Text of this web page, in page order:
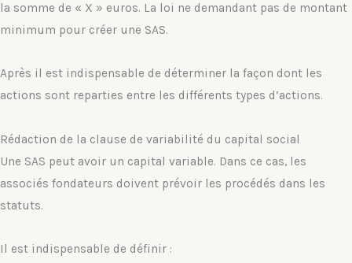
la somme de « X » euros. La loi ne demandant pas de montant
minimum pour créer une SAS.
Après il est indispensable de déterminer la façon dont les
actions sont reparties entre les différents types d’actions.
Rédaction de la clause de variabilité du capital social
Une SAS peut avoir un capital variable. Dans ce cas, les
associés fondateurs doivent prévoir les procédés dans les
statuts.
Il est indispensable de définir :